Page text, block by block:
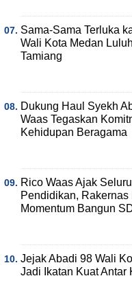
Sama-Sama Terluka
Wali Kota Medan
Tamiang
Dukung Haul Syekh
Waas Tegaskan
Kehidupan Beragama
Rico Waas Ajak
Pendidikan,
Momentum Bangun
Jejak Abadi 98 Wali
Jadi Ikatan Kuat Antar